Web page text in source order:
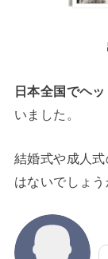
日本全国でヘ
いました。
結婚式や成人
はないでしょう